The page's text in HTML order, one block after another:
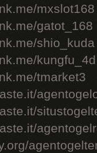
mxslot168
gatot_168
shio_kuda
kungfu_4d
tmarket3